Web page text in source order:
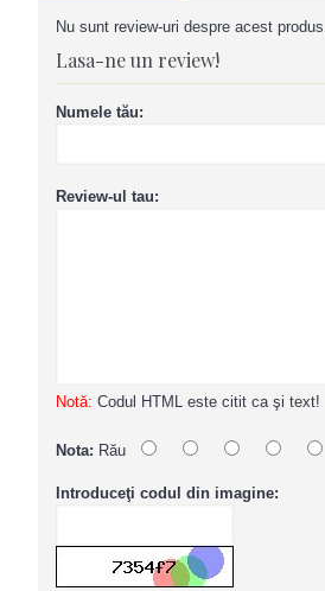
Nu sunt review-uri despre acest produs.
Lasa-ne un review!
Numele tău:
Review-ul tau:
Notă: Codul HTML este citit ca şi text!
Nota: Rău
Introduceţi codul din imagine: